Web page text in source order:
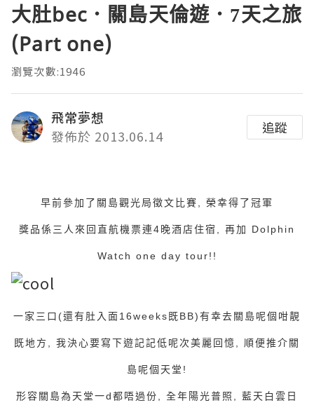
大肚bec．關島天倫遊．7天之旅
(Part one)
瀏覽次數:1946
飛常夢想
發佈於 2013.06.14
追蹤
早前參加了關島觀光局徵文比賽, 榮幸得了冠軍
獎品係三人來回直航機票連4晚酒店住宿, 再加 Dolphin
Watch one day tour!!
一家三口(還有肚入面16weeks既BB)有幸去關島呢個咁靚
既地方, 我決心要寫下遊記記低呢次美麗回憶, 順便推介關
島呢個天堂!
形容關島為天堂一d都唔過份, 全年陽光普照, 藍天白雲日